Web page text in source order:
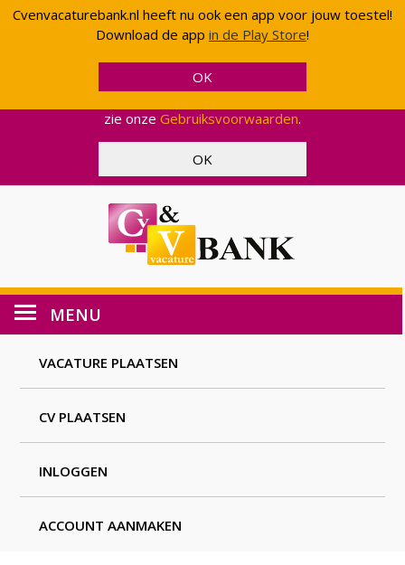
Cvenvacaturebank.nl heeft nu ook een app voor jouw toestel!
Download de app in de Play Store!
Cvenvacaturebank.nl gebruikt cookies en scripts van
Google om uw gebruik van onze website geanonimiseerd
te analyseren. Op deze manier kunnen wij functionaliteit
en effectiviteit aanpassen, zodat wij u een zo optimaal
zie onze Gebruiksvoorwaarden.
MENU
VACATURE PLAATSEN
CV PLAATSEN
INLOGGEN
ACCOUNT AANMAKEN